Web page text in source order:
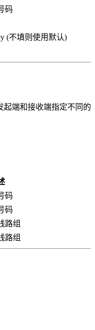
码
(不填则使用默认)
起端和接收端指定不同的
码
码
路组
路组